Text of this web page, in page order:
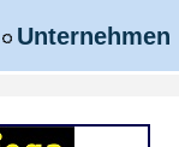
Unternehmen